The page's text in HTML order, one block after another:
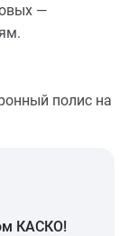
—
полис на
КАСКО!